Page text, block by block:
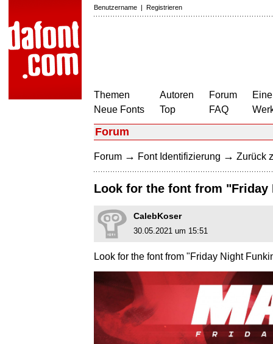
Benutzername | Registrieren
Themen
Neue Fonts
Autoren
Top
Forum
FAQ
Forum
Forum → Font Identifizierung → Zurück
Look for the font from
CalebKoser
30.05.2021 um 15:51
Look for the font from "Friday Night